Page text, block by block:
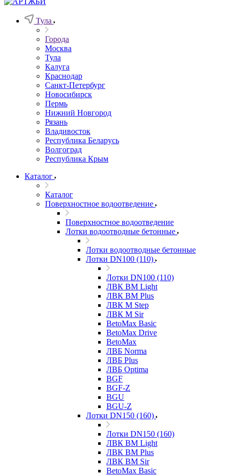
Тула
Города
Москва
Тула
Калуга
Краснодар
Санкт-Петербург
Новосибирск
Пермь
Нижний Новгород
Рязань
Владивосток
Республика Беларусь
Волгоград
Республика Крым
Каталог
Каталог
Поверхностное водоотведение
Поверхностное водоотведение
Лотки водоотводные бетонные
Лотки водоотводные бетонные
Лотки DN100 (110)
Лотки DN100 (110)
ЛВК ВМ Light
ЛВК ВМ Plus
ЛВК М Step
ЛВК М Sir
BetoMax Basic
BetoMax Drive
BetoMax
ЛВБ Norma
ЛВБ Plus
ЛВБ Optima
BGF
BGF-Z
BGU
BGU-Z
Лотки DN150 (160)
Лотки DN150 (160)
ЛВК ВМ Light
ЛВК ВМ Plus
ЛВК ВМ Sir
BetoMax Basic